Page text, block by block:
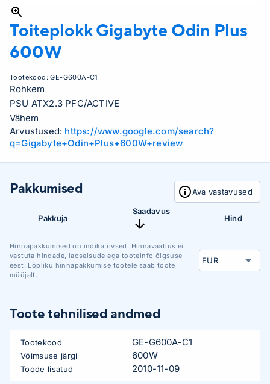
Toiteplokk Gigabyte Odin Plus
600W
Tootekood:GE-G600A-C1
Rohkem
PSU ATX2.3 PFC/ACTIVE
Vähem
Arvustused: https://www.google.com/search?
q=Gigabyte+Odin+Plus+600W+review
Pakkumised Ava vastavused
Pakkuja
Saadavus
Hind
Hinnapakkumised on indikatiivsed. Hinnavaatlus ei
vastuta hindade, laoseisude ega tooteinfo õigsuse
eest. Lõpliku hinnapakkumise tootele saab toote
müüjalt.
Toote tehnilised andmed
Tootekood GE-G600A-C1
Võimsuse järgi 600W
Toode lisatud 2010-11-09